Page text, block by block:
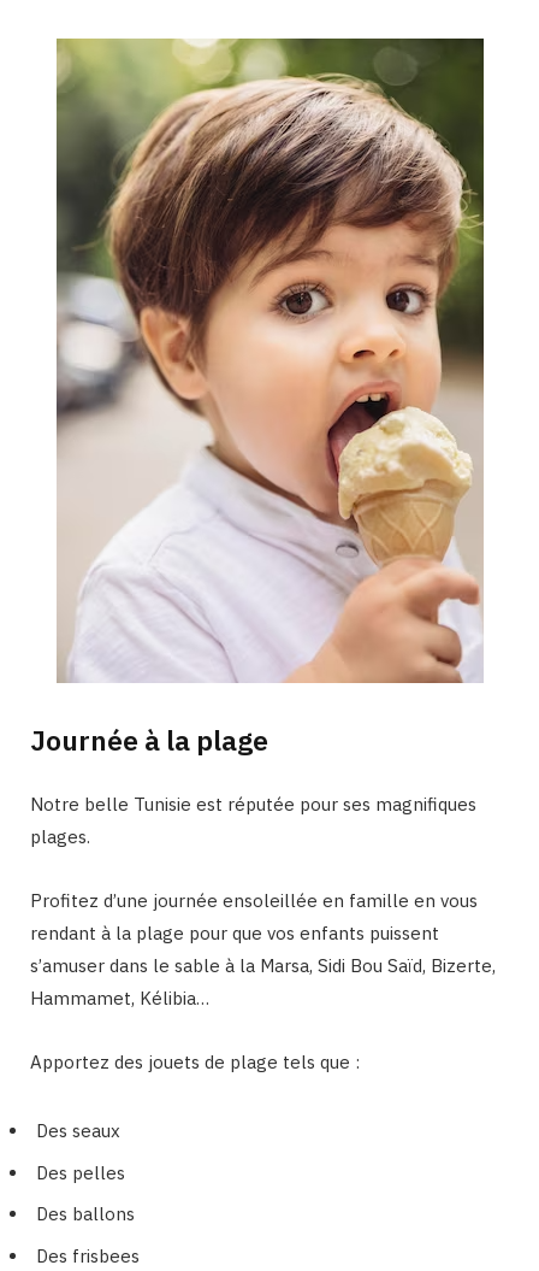
Journée à la plage
Notre belle Tunisie est réputée pour ses magnifiques
plages.
Profitez d’une journée ensoleillée en famille en vous
rendant à la plage pour que vos enfants puissent
s’amuser dans le sable à la Marsa, Sidi Bou Saïd, Bizerte,
Hammamet, Kélibia…
Apportez des jouets de plage tels que :
Des seaux
Des pelles
Des ballons
Des frisbees